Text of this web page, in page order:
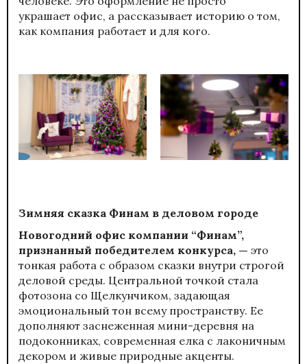
украшает офис, а рассказывает историю о том,
как компания работает и для кого.
Зимняя сказка Финам в деловом городе
Новогодний офис компании “Финам”,
признанный победителем конкурса, — это
тонкая работа с образом сказки внутри строгой
деловой среды. Центральной точкой стала
фотозона со Щелкунчиком, задающая
эмоциональный тон всему пространству. Ее
дополняют заснеженная мини-деревня на
подоконниках, современная елка с лаконичным
декором и живые природные акценты.